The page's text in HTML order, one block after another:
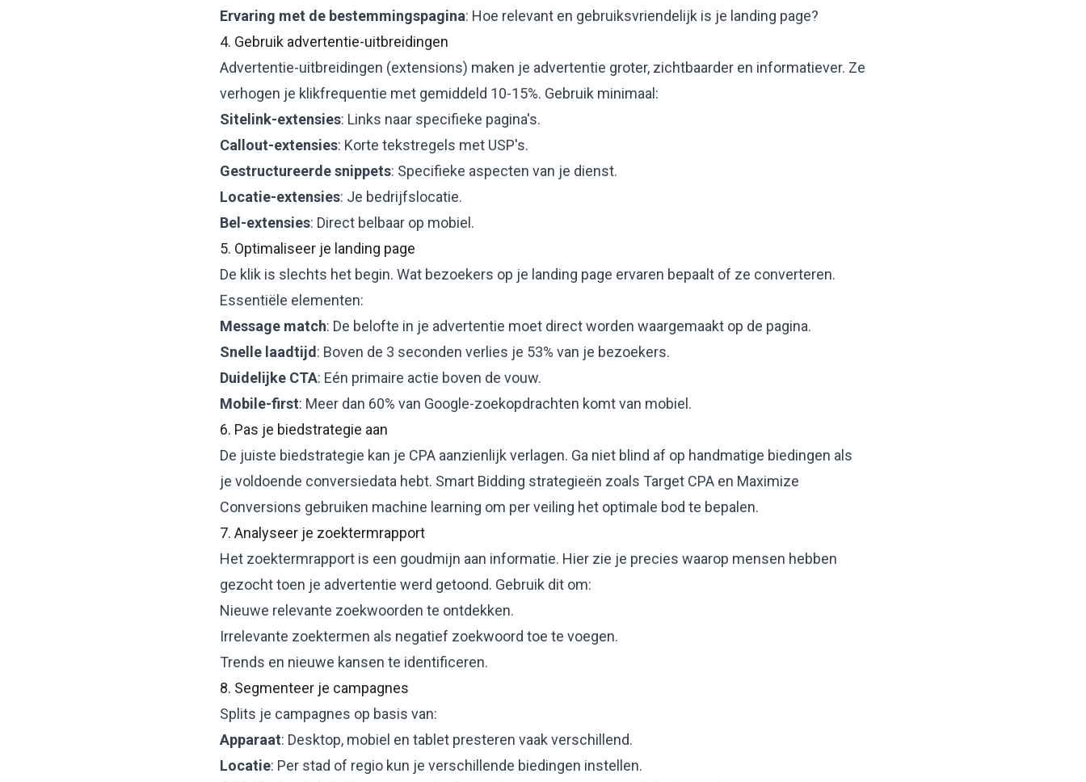
Ervaring met de bestemmingspagina: Hoe relevant en gebruiksvriendelijk is je landing page?
4. Gebruik advertentie-uitbreidingen
Advertentie-uitbreidingen (extensions) maken je advertentie groter, zichtbaarder en informatiever. Ze
verhogen je klikfrequentie met gemiddeld 10-15%. Gebruik minimaal:
Sitelink-extensies: Links naar specifieke pagina's.
Callout-extensies: Korte tekstregels met USP's.
Gestructureerde snippets: Specifieke aspecten van je dienst.
Locatie-extensies: Je bedrijfslocatie.
Bel-extensies: Direct belbaar op mobiel.
5. Optimaliseer je landing page
De klik is slechts het begin. Wat bezoekers op je landing page ervaren bepaalt of ze converteren.
Essentiële elementen:
Message match: De belofte in je advertentie moet direct worden waargemaakt op de pagina.
Snelle laadtijd: Boven de 3 seconden verlies je 53% van je bezoekers.
Duidelijke CTA: Eén primaire actie boven de vouw.
Mobile-first: Meer dan 60% van Google-zoekopdrachten komt van mobiel.
6. Pas je biedstrategie aan
De juiste biedstrategie kan je CPA aanzienlijk verlagen. Ga niet blind af op handmatige biedingen als
je voldoende conversiedata hebt. Smart Bidding strategieën zoals Target CPA en Maximize
Conversions gebruiken machine learning om per veiling het optimale bod te bepalen.
7. Analyseer je zoektermrapport
Het zoektermrapport is een goudmijn aan informatie. Hier zie je precies waarop mensen hebben
gezocht toen je advertentie werd getoond. Gebruik dit om:
Nieuwe relevante zoekwoorden te ontdekken.
Irrelevante zoektermen als negatief zoekwoord toe te voegen.
Trends en nieuwe kansen te identificeren.
8. Segmenteer je campagnes
Splits je campagnes op basis van:
Apparaat: Desktop, mobiel en tablet presteren vaak verschillend.
Locatie: Per stad of regio kun je verschillende biedingen instellen.